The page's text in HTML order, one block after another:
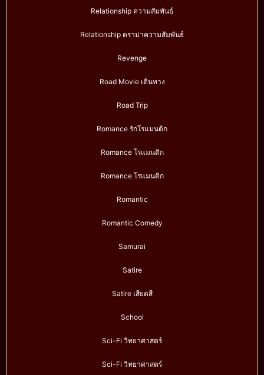
Relationship ความสัมพันธ์
Relationship ดราม่าความสัมพันธ์
Revenge
Road Movie เดินทาง
Road Trip
Romance รักโรแมนติก
Romance โรแมนติก
Romance โรแมนติก
Romantic
Romantic Comedy
Samurai
Satire
Satire เสียดสี
School
Sci-Fi วิทยาศาสตร์
Sci-Fi วิทยาศาสตร์